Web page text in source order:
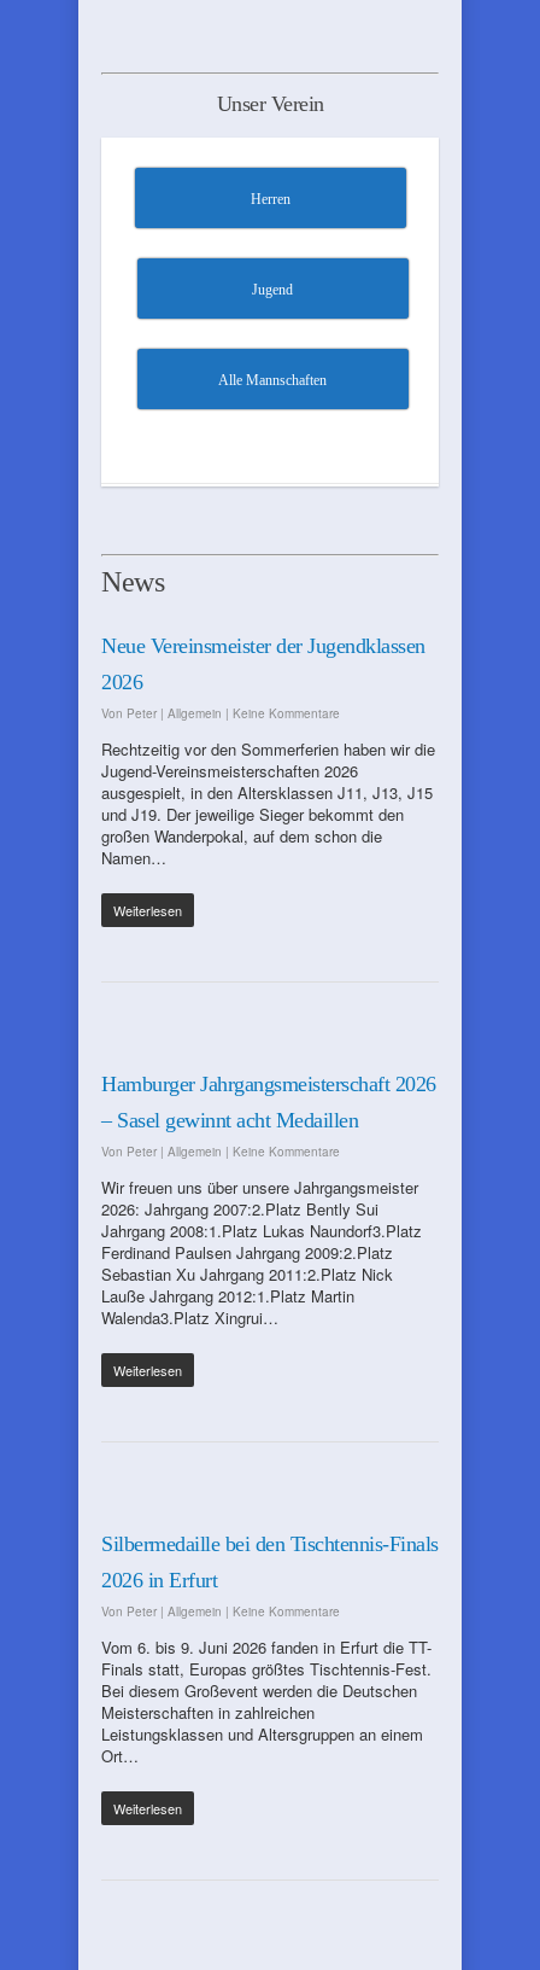
Unser Verein
Herren
Jugend
Alle Mannschaften
News
Neue Vereinsmeister der Jugendklassen
2026
Von Peter | Allgemein | Keine Kommentare
Rechtzeitig vor den Sommerferien haben wir die
Jugend-Vereinsmeisterschaften 2026
ausgespielt, in den Altersklassen J11, J13, J15
und J19. Der jeweilige Sieger bekommt den
großen Wanderpokal, auf dem schon die
Namen…
Weiterlesen
Hamburger Jahrgangsmeisterschaft 2026
– Sasel gewinnt acht Medaillen
Von Peter | Allgemein | Keine Kommentare
Wir freuen uns über unsere Jahrgangsmeister
2026: Jahrgang 2007:2.Platz Bently Sui
Jahrgang 2008:1.Platz Lukas Naundorf3.Platz
Ferdinand Paulsen Jahrgang 2009:2.Platz
Sebastian Xu Jahrgang 2011:2.Platz Nick
Lauße Jahrgang 2012:1.Platz Martin
Walenda3.Platz Xingrui…
Weiterlesen
Silbermedaille bei den Tischtennis-Finals
2026 in Erfurt
Von Peter | Allgemein | Keine Kommentare
Vom 6. bis 9. Juni 2026 fanden in Erfurt die TT-
Finals statt, Europas größtes Tischtennis-Fest.
Bei diesem Großevent werden die Deutschen
Meisterschaften in zahlreichen
Leistungsklassen und Altersgruppen an einem
Ort…
Weiterlesen